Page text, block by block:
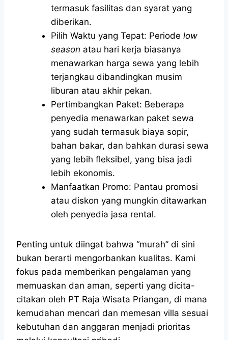
termasuk fasilitas dan syarat yang
diberikan.
Pilih Waktu yang Tepat: Periode low
season atau hari kerja biasanya
menawarkan harga sewa yang lebih
terjangkau dibandingkan musim
liburan atau akhir pekan.
Pertimbangkan Paket: Beberapa
penyedia menawarkan paket sewa
yang sudah termasuk biaya sopir,
bahan bakar, dan bahkan durasi sewa
yang lebih fleksibel, yang bisa jadi
lebih ekonomis.
Manfaatkan Promo: Pantau promosi
atau diskon yang mungkin ditawarkan
oleh penyedia jasa rental.
Penting untuk diingat bahwa “murah” di sini
bukan berarti mengorbankan kualitas. Kami
fokus pada memberikan pengalaman yang
memuaskan dan aman, seperti yang dicita-
citakan oleh PT Raja Wisata Priangan, di mana
kemudahan mencari dan memesan villa sesuai
kebutuhan dan anggaran menjadi prioritas